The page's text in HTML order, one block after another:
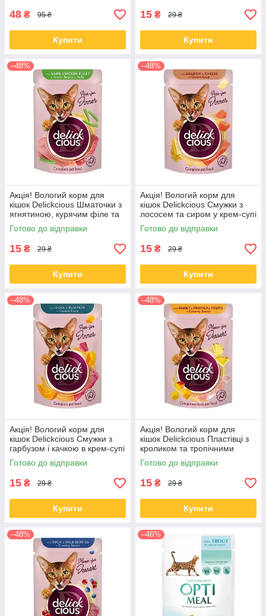
48 ₴ 95 ₴
Купити
15 ₴ 29 ₴
Купити
–48%
Акція! Вологий корм для
кішок Delickcious Шматочки з
ягнятиною, курячим філе та
квасолею спаржевою в желе
85 гр 12 шт
Готово до відправки
15 ₴ 29 ₴
Купити
–48%
Акція! Вологий корм для
кішок Delickcious Смужки з
лососем та сиром у крем-супі
85 гр 12 шт
Готово до відправки
15 ₴ 29 ₴
Купити
–48%
Акція! Вологий корм для
кішок Delickcious Смужки з
гарбузом і качкою в крем-супі
85 гр 12 шт
Готово до відправки
15 ₴ 29 ₴
Купити
–48%
Акція! Вологий корм для
кішок Delickcious Пластівці з
кроликом та тропічними
фруктами у вершковому соусі
80 гр 12 шт
Готово до відправки
15 ₴ 29 ₴
Купити
–48% –46%